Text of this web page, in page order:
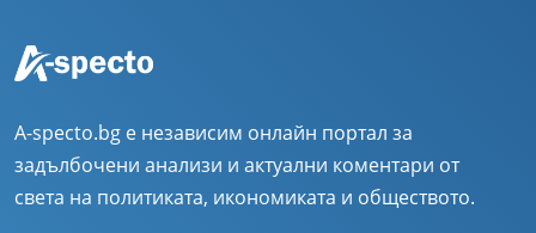
A-specto.bg е независим онлайн портал за
задълбочени анализи и актуални коментари от
света на политиката, икономиката и обществото.